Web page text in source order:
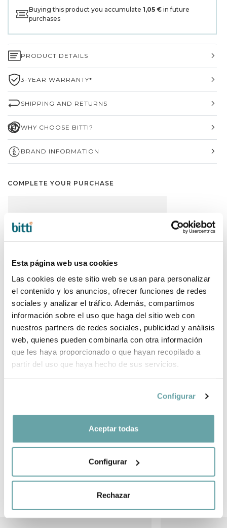
Esta página web usa cookies
Las cookies de este sitio web se usan para personalizar
el contenido y los anuncios, ofrecer funciones de redes
sociales y analizar el tráfico. Además, compartimos
información sobre el uso que haga del sitio web con
nuestros partners de redes sociales, publicidad y análisis
web, quienes pueden combinarla con otra información
que les haya proporcionado o que hayan recopilado a
partir del uso que haya hecho de sus servicios.
Configurar
Aceptar todas
Configurar
Rechazar
Buying this product you accumulate 1,05 € in future
purchases
PRODUCT DETAILS
3-YEAR WARRANTY*
SHIPPING AND RETURNS
WHY CHOOSE BITTI?
BRAND INFORMATION
COMPLETE YOUR PURCHASE
OTHER CUSTOMERS ALSO VIEWED